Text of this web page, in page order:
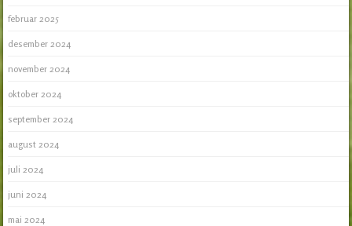
februar 2025
desember 2024
november 2024
oktober 2024
september 2024
august 2024
juli 2024
juni 2024
mai 2024